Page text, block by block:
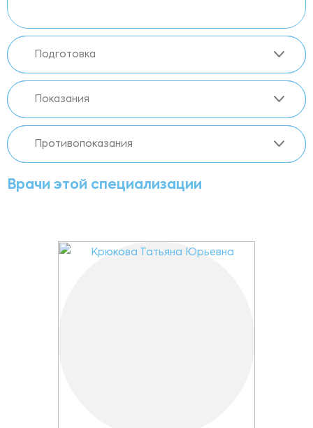
Подготовка
Показания
Противопоказания
Врачи этой специализации